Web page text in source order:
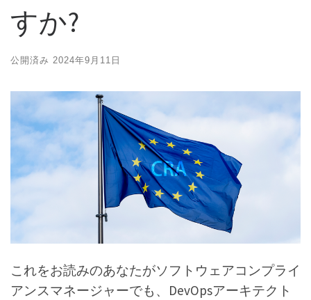
すか?
公開済み 2024年9月11日
これをお読みのあなたがソフトウェアコンプライ
アンスマネージャーでも、DevOpsアーキテクト